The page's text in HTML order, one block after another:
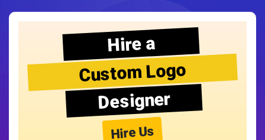
Hire a
Custom Logo
Designer
Hire Us